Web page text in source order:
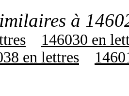
à
146030 en
en lettres